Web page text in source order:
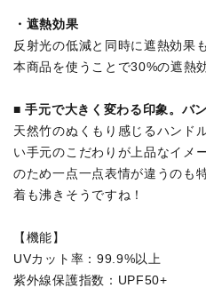
・遮熱効果
反射光の低減と同時に遮熱効果
本商品を使うことで30%の遮熱
■ 手元で大きく変わる印象。バ
天然竹のぬくもり感じるハンド
い手元のこだわりが上品なイメ
のため一点一点表情が違うのも
着も沸きそうですね！
【機能】
UVカット率：99.9%以上
紫外線保護指数：UPF50+